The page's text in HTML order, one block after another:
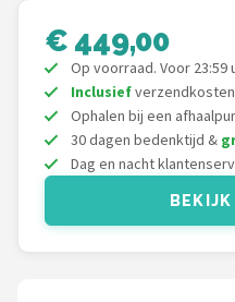
Fenton
Dali
Ultimea
€ 449,00
Op voorraad. Voor
Inclusiefverzendkosten
Ophalen bij een
30 dagen bedenktijd &
Dag en nacht